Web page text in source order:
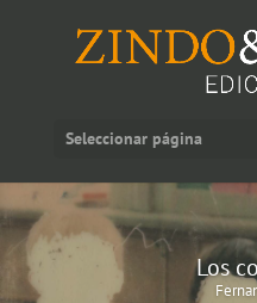
Seleccionar página
Los